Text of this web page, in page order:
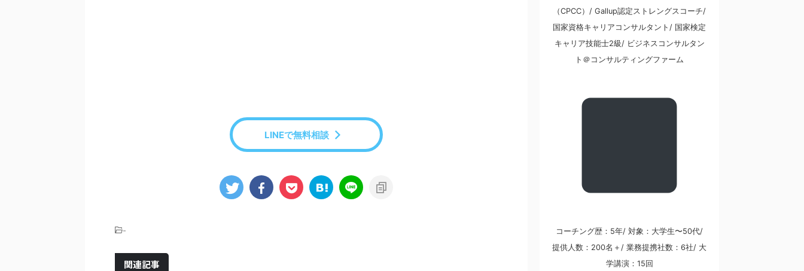
LINEで無料相談
-
関連記事
（CPCC）/ Gallup認定ストレングスコーチ/
国家資格キャリアコンサルタント/ 国家検定
キャリア技能士2級/ ビジネスコンサルタン
ト＠コンサルティングファーム
コーチング歴：5年/ 対象：大学生〜50代/
提供人数：200名＋/ 業務提携社数：6社/ 大
学講演：15回